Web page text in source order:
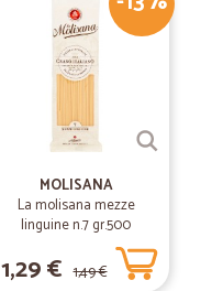
MOLISANA
La molisana mezze
linguine n.7 gr.500
1,29 € 1,49 €